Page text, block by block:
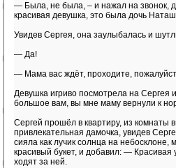
— Была, не была, – и нажал на звонок,
красивая девушка, это была дочь
Увидев Сергея, она заулыбалась и
— Да!
— Мама вас ждёт, проходите,
Девушка игриво посмотрела на
большое вам, вы мне маму вернули к
Сергей прошёл в квартиру, из комнаты
привлекательная дамочка, увидев
сияла как лучик солнца на
красивый букет, и добавил: — Красивая
ходят за ней.